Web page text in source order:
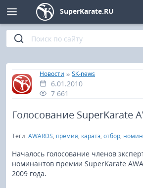
SuperKarate.RU
Главная
»
Новости » SK-news
6.01.2010
7 661
Голосование SuperKarate
Теги:AWARDS, премия, каратэ, отбор,
Началось голосование членов
номинантов премии SuperKarate
2009 года.
Киокушинкай
Кёкусин (IFK)
Шинкиокушинкай
Кекусин-кан
Кикбоксинг и K-1
Бокс
Фото
Видео
Интервью
Статьи
Уроки каратэ
Файлы
Библиотека